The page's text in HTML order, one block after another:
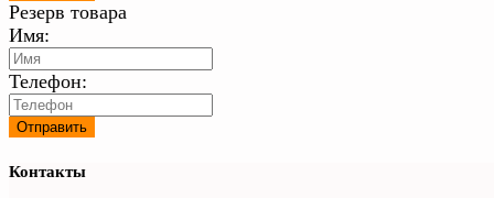
Резерв товара
Имя:
Телефон:
Контакты